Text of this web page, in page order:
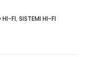
HI-FI, SISTEMI HI-FI